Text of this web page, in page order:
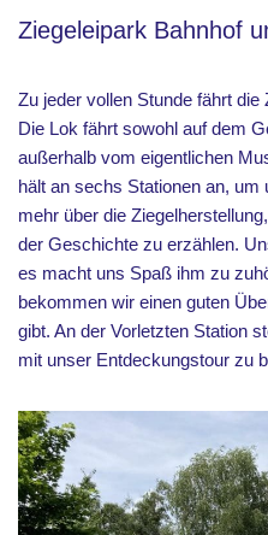
Ziegeleipark Bahnhof
Zu jeder vollen Stunde fährt
Die Lok fährt sowohl auf dem
außerhalb vom eigentlichen
hält an sechs Stationen an,
mehr über die
der Geschichte zu erzählen.
es macht uns Spaß ihm zu
bekommen wir einen guten
gibt. An der Vorletzten Station
mit unser Entdeckungstour zu